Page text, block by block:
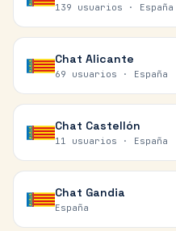
139 usuarios · España
Chat Alicante
69 usuarios · España
Chat Castellón
11 usuarios · España
Chat Gandia
España